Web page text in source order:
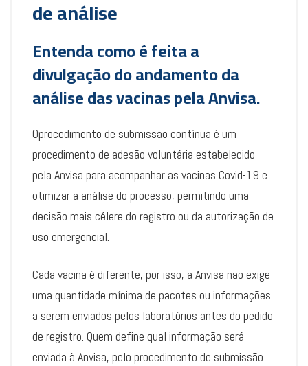
de análise
Entenda como é feita a
divulgação do andamento da
análise das vacinas pela Anvisa.
Oprocedimento de submissão contínua é um
procedimento de adesão voluntária estabelecido
pela Anvisa para acompanhar as vacinas Covid-19 e
otimizar a análise do processo, permitindo uma
decisão mais célere do registro ou da autorização de
uso emergencial.
Cada vacina é diferente, por isso, a Anvisa não exige
uma quantidade mínima de pacotes ou informações
a serem enviados pelos laboratórios antes do pedido
de registro. Quem define qual informação será
enviada à Anvisa, pelo procedimento de submissão